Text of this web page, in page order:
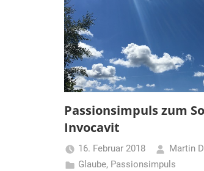
Passionsimpuls zum
Invocavit
16. Februar 2018
Martin
Glaube, Passionsimpuls